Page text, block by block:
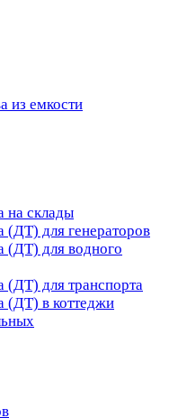
из емкости
на склады
(ДТ) для генераторов
(ДТ) для водного
(ДТ) для транспорта
(ДТ) в коттеджи